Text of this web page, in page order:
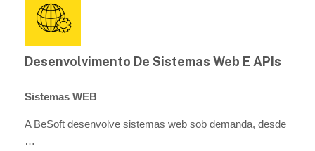
Desenvolvimento De Sistemas Web E APIs
Sistemas WEB
A BeSoft desenvolve sistemas web sob demanda, desde
…